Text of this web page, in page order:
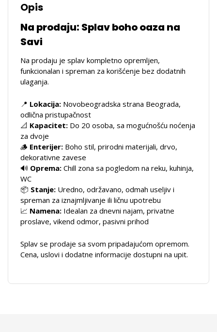
Opis
Na prodaju: Splav boho oaza na
Savi
Na prodaju je splav kompletno opremljen,
funkcionalan i spreman za korišćenje bez dodatnih
ulaganja.
📍 Lokacija: Novobeogradska strana Beograda,
odlična pristupačnost
📐 Kapacitet: Do 20 osoba, sa mogućnošću noćenja
za dvoje
🪵 Enterijer: Boho stil, prirodni materijali, drvo,
dekorativne zavese
🔊 Oprema: Chill zona sa pogledom na reku, kuhinja,
WC
📦 Stanje: Uredno, održavano, odmah useljiv i
spreman za iznajmljivanje ili ličnu upotrebu
📈 Namena: Idealan za dnevni najam, privatne
proslave, vikend odmor, pasivni prihod
Splav se prodaje sa svom pripadajućom opremom.
Cena, uslovi i dodatne informacije dostupni na upit.